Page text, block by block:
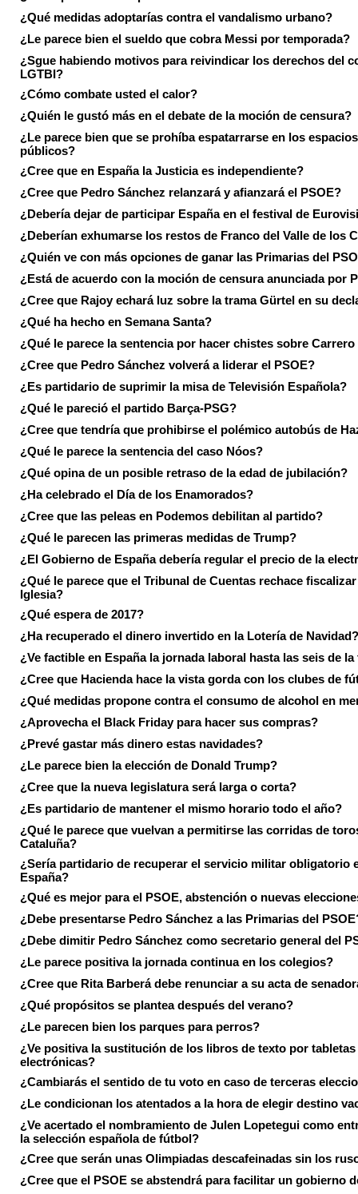
¿Qué medidas adoptarías contra el vandalismo urbano?
¿Le parece bien el sueldo que cobra Messi por temporada?
¿Sgue habiendo motivos para reivindicar los derechos del
LGTBI?
¿Cómo combate usted el calor?
¿Quién le gustó más en el debate de la moción de censura?
¿Le parece bien que se prohíba espatarrarse en los espacios
públicos?
¿Cree que en España la Justicia es independiente?
¿Cree que Pedro Sánchez relanzará y afianzará el PSOE?
¿Debería dejar de participar España en el festival de
¿Deberían exhumarse los restos de Franco del Valle de los
¿Quién ve con más opciones de ganar las Primarias del
¿Está de acuerdo con la moción de censura anunciada por
¿Cree que Rajoy echará luz sobre la trama Gürtel en su
¿Qué ha hecho en Semana Santa?
¿Qué le parece la sentencia por hacer chistes sobre
¿Cree que Pedro Sánchez volverá a liderar el PSOE?
¿Es partidario de suprimir la misa de Televisión Española?
¿Qué le pareció el partido Barça-PSG?
¿Cree que tendría que prohibirse el polémico autobús de
¿Qué le parece la sentencia del caso Nóos?
¿Qué opina de un posible retraso de la edad de jubilación?
¿Ha celebrado el Día de los Enamorados?
¿Cree que las peleas en Podemos debilitan al partido?
¿Qué le parecen las primeras medidas de Trump?
¿El Gobierno de España debería regular el precio de la
¿Qué le parece que el Tribunal de Cuentas rechace fiscalizar
Iglesia?
¿Qué espera de 2017?
¿Ha recuperado el dinero invertido en la Lotería de Navidad?
¿Ve factible en España la jornada laboral hasta las seis de la
¿Cree que Hacienda hace la vista gorda con los clubes de
¿Qué medidas propone contra el consumo de alcohol en
¿Aprovecha el Black Friday para hacer sus compras?
¿Prevé gastar más dinero estas navidades?
¿Le parece bien la elección de Donald Trump?
¿Cree que la nueva legislatura será larga o corta?
¿Es partidario de mantener el mismo horario todo el año?
¿Qué le parece que vuelvan a permitirse las corridas de
Cataluña?
¿Sería partidario de recuperar el servicio militar obligatorio
España?
¿Qué es mejor para el PSOE, abstención o nuevas
¿Debe presentarse Pedro Sánchez a las Primarias del
¿Debe dimitir Pedro Sánchez como secretario general del
¿Le parece positiva la jornada continua en los colegios?
¿Cree que Rita Barberá debe renunciar a su acta de
¿Qué propósitos se plantea después del verano?
¿Le parecen bien los parques para perros?
¿Ve positiva la sustitución de los libros de texto por tabletas
electrónicas?
¿Cambiarás el sentido de tu voto en caso de terceras
¿Le condicionan los atentados a la hora de elegir destino
¿Ve acertado el nombramiento de Julen Lopetegui como
la selección española de fútbol?
¿Cree que serán unas Olimpiadas descafeinadas sin los
¿Cree que el PSOE se abstendrá para facilitar un gobierno